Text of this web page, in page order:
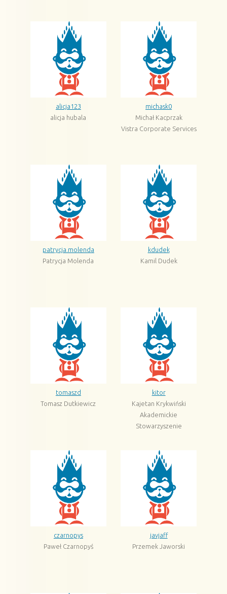
alicja123
alicja hubala
michask0
Michał Kacprzak
Vistra Corporate Services
patrycja.molenda
Patrycja Molenda
kdudek
Kamil Dudek
tomaszd
Tomasz Dutkiewicz
kitor
Kajetan Krykwiński
Akademickie
Stowarzyszenie
czarnopys
Paweł Czarnopyś
javjaff
Przemek Jaworski